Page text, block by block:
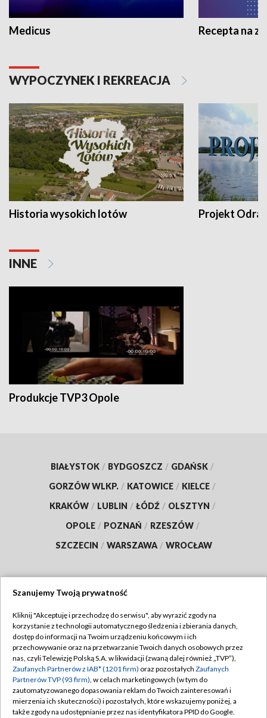
Medicus Recepta na
WYPOCZYNEK I REKREACJA
Historia wysokich lotów Projekt Odra
INNE
Produkcje TVP3 Opole
BIAŁYSTOK / BYDGOSZCZ / GDAŃSK /
GORZÓW WLKP. / KATOWICE / KIELCE /
KRAKÓW / LUBLIN / ŁÓDŹ / OLSZTYN /
OPOLE / POZNAŃ / RZESZÓW /
SZCZECIN / WARSZAWA / WROCŁAW
TVP
Abonament TVP
Emisja w TVP
Centrum informacji TVP
Naziemna Telewizja Cyfrowa
Regulamin TVP
Polityka prywatności
Moje zgody
Pomoc
Szanujemy Twoją prywatność
Kliknij "Akceptuję i przechodzę do serwisu", aby wyrazić zgody na
korzystanie z technologii automatycznego śledzenia i zbierania danych,
dostęp do informacji na Twoim urządzeniu końcowym i ich
przechowywanie oraz na przetwarzanie Twoich danych osobowych przez
nas, czyli Telewizję Polską S.A. w likwidacji (zwaną dalej również „TVP”),
Zaufanych Partnerów z IAB* (1201 firm) oraz pozostałych Zaufanych
Partnerów TVP (93 firm), w celach marketingowych (w tym do
zautomatyzowanego dopasowania reklam do Twoich zainteresowań i
mierzenia ich skuteczności) i pozostałych, które wskazujemy poniżej, a
także zgody na udostępnianie przez nas identyfikatora PPID do Google.